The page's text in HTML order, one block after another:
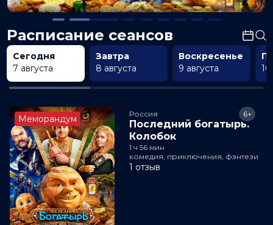
Расписание сеансов
Сегодня
7 августа
Завтра
8 августа
Воскресенье
9 августа
10
Меморандум Россия
Последний богатырь.
Колобок
6+
1 ч 56 мин
комедия, приключения, фэнтези
1 отзыв